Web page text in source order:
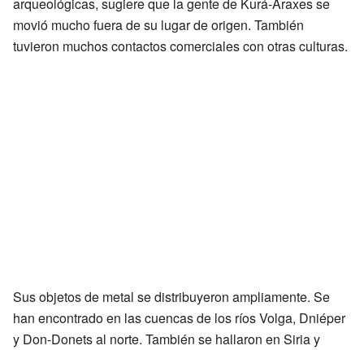
movió mucho fuera de su lugar de origen. También
tuvieron muchos contactos comerciales con otras culturas.
Sus objetos de metal se distribuyeron ampliamente. Se
han encontrado en las cuencas de los ríos Volga, Dniéper
y Don-Donets al norte. También se hallaron en Siria y